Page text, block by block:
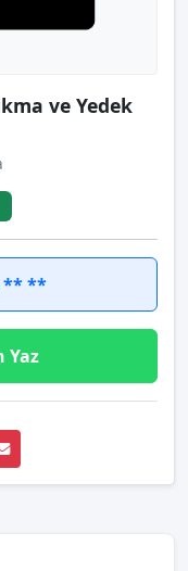
ve Yedek
** **
Yaz